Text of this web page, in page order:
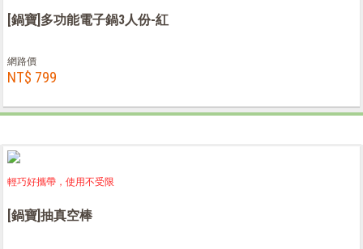
[鍋寶]多功能電子鍋3人份-紅
網路價
NT$ 799
輕巧好攜帶，使用不受限
[鍋寶]抽真空棒